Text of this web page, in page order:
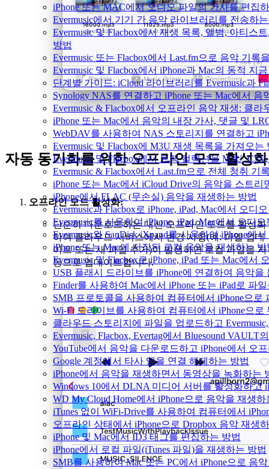
iPhone 또는 MAC에서 오디오 파일의 가사를 편집
Evermusic에서 기기 간 음악 라이브러리를 전송하
Evermusic 및 Flacbox에서 재생 목록, 앨범, 아티스
방법
Evermusic 또는 Flacbox에서 Last.fm으로 음악 기록
Evermusic 및 Flacbox에서 iPhone과 Mac의 동적 지
단계별 가이드: iCloud 라이브러리를 Evermusic과
Synology NAS를 연결하고 iPhone 또는 Mac에서 음
Evermusic & Flacbox에서 오프라인 음악 재생: 클
iPhone 또는 Mac에서 음악의 내장 가사, 댓글 및
WebDAV를 사용하여 NAS 스토리지를 연결하고
Evermusic 및 Flacbox에 M3U 재생 목록을 가져오는
Evermusic 및 Flacbox에서 트랙 컬렉션을 M3U,
Evermusic & Flacbox에서 Last.fm으로 전체 청취 기
iPhone 또는 Mac에서 iCloud Drive의 음악을 스트리
iPhone에서 FLAC (무손실) 음악을 재생하는 방법
Evermusic과 Flacbox로 iPhone, iPad, Mac에서 오
Evermusic를 사용하여 iPhone, iPad, Mac에서 오디
Evermusic와 SanDisk iXpand를 사용하여 iPhone
iPhone 또는 Mac에 저장된 로컬 음악을 재생하는 방
Evermusic 및 Flacbox로 iPhone, iPad 또는 Mac에
USB 플래시 드라이브를 iPhone에 연결하여 음악
Finder를 사용하여 Mac에서 iPhone 또는 iPad로 파
SMB 프로토콜을 사용하여 컴퓨터에서 iPhone으로
Wi-Fi 드라이브를 사용하여 컴퓨터에서 iPhone으
클라우드 스토리지에 파일을 업로드하고
Evermusic, Flacbox, Evertag에서 Bluesound
YouTube에서 음악을 다운로드하고 iPhone에서 오
Google 계정에서 타사 앱을 연결 해제하는 방법
iPhone에서 음악을 재생하면서 동영상을 녹화하는
Windows 10에서 DLNA 미디어 서버를 활성화하고
WD My Cloud Home에서 iPhone으로 음악을 재생
iTunes 없이 WiFi-Drive를 사용하여 컴퓨터에서
오프라인 상태에서 iPhone으로 Dropbox 음악 재생
iPhone 및 Mac에서 ID3 태그를 편집하는 방법
iPhone에서 로컬 파일(iTunes 파일)을 재생하는 방법
SMB를 사용하여 Mac 또는 PC에서 iPhone으로 음
자동 동기화를 위한 오프라인 모드 활성화
오프라인 모드 활성화:
단순히 다운로드하는 대신 오프라인 모드를 활성화
하여 클라우드 서비스에서 변경 사항(예: 파일 업데
이트 또는 새 파일 추가)이 발생하면 로컬 파일을 자
동으로 업데이트합니다.